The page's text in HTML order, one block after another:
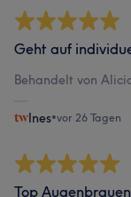
Geht auf
Behandelt von
Ines•vor 26 Tagen
Top